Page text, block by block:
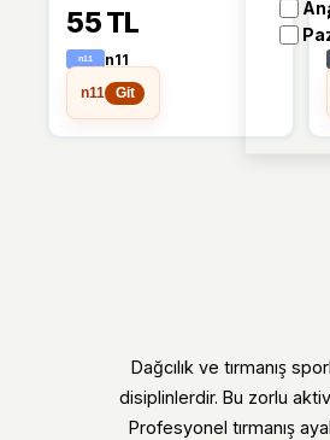
Seçenekli
55 TL
n11
n11
Git
Dağcılık ve tırmanış
disiplinlerdir. Bu zorlu
Profesyonel tırmanış